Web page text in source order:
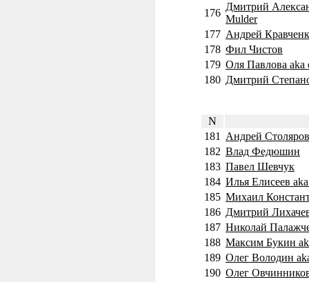
176
Дмитрий
Mulder
177 Андрей
178 Фил Чистов
179 Оля Павлова aka
180 Дмитрий
N
181
Андрей
182 Влад Федюшин
183 Павел Шевчук
184 Илья Елисеев
185 Михаил
186 Дмитрий
187 Николай
188 Максим Букин
189 Олег Володин
190 Олег